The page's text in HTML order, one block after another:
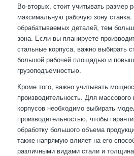
Во-вторых, стоит учитывать размер
максимальную рабочую зону
обрабатываемых деталей, тем
зона. Если вы планируете
стальные корпуса, важно выбирать
большой рабочей площадью и
грузоподъемностью.
Кроме того, важно учитывать
производительность. Для
корпусов необходимо выбирать
производительностью, чтобы
обработку большого объема
также напрямую влияет на его
различными видами стали и